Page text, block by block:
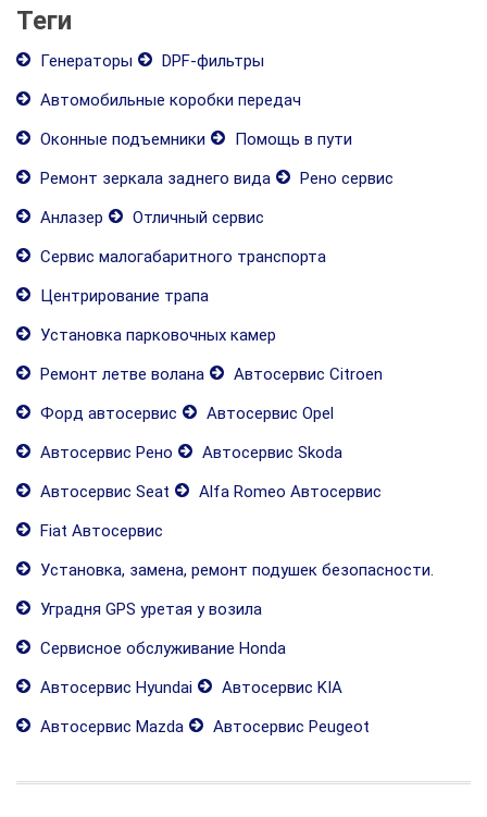
Теги
Генераторы
DPF-фильтры
Автомобильные коробки передач
Оконные подъемники
Помощь в пути
Ремонт зеркала заднего вида
Рено сервис
Анлазер
Отличный сервис
Сервис малогабаритного транспорта
Центрирование трапа
Установка парковочных камер
Ремонт летве волана
Автосервис Citroen
Форд автосервис
Автосервис Opel
Автосервис Рено
Автосервис Skoda
Автосервис Seat
Alfa Romeo Автосервис
Fiat Автосервис
Установка, замена, ремонт подушек безопасности.
Уградня GPS уретая у возила
Сервисное обслуживание Honda
Автосервис Hyundai
Автосервис KIA
Автосервис Mazda
Автосервис Peugeot